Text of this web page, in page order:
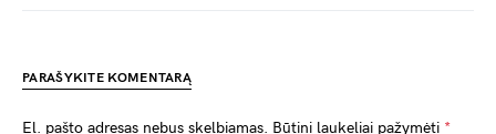
PARAŠYKITE KOMENTARĄ
El. pašto adresas nebus skelbiamas. Būtini laukeliai pažymėti *